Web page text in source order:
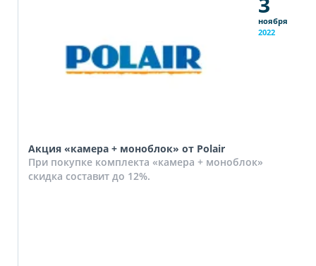
ноября
2022
Акция «камера + моноблок» от Polair
При покупке комплекта «камера + моноблок»
скидка составит до 12%.